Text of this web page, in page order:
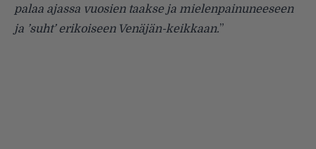
palaa ajassa vuosien taakse ja mielenpainuneeseen
ja ’suht’ erikoiseen Venäjän-keikkaan.”